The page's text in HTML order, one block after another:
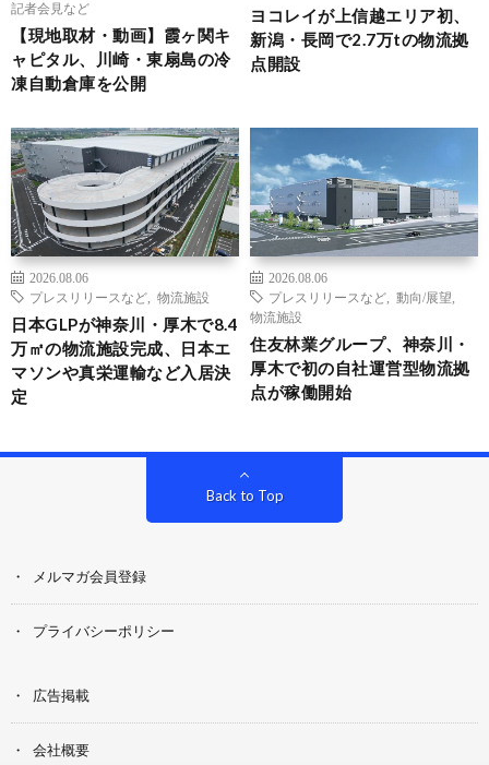
記者会見など
【現地取材・動画】霞ヶ関キ
ャピタル、川崎・東扇島の冷
凍自動倉庫を公開
ヨコレイが上信越エリア初、
新潟・長岡で2.7万tの物流拠
点開設
2026.08.06
プレスリリースなど
物流施設
日本GLPが神奈川・厚木で8.4
万㎡の物流施設完成、日本エ
マソンや真栄運輸など入居決
定
2026.08.06
プレスリリースなど
動向/展望
物流施設
住友林業グループ、神奈川・
厚木で初の自社運営型物流拠
点が稼働開始
Back to Top
メルマガ会員登録
プライバシーポリシー
広告掲載
会社概要